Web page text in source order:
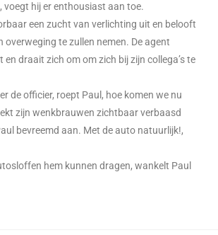
voegt hij er enthousiast aan toe.
een zucht van verlichting uit en belooft
overweging te zullen nemen. De agent
en draait zich om om zich bij zijn collega’s te
de officier, roept Paul, hoe komen we nu
zijn wenkbrauwen zichtbaar verbaasd
bevreemd aan. Met de auto natuurlijk!,
hem kunnen dragen, wankelt Paul